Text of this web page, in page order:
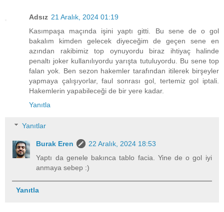
Adsız 21 Aralık, 2024 01:19
Kasımpaşa maçında işini yaptı gitti. Bu sene de o gol
bakalım kimden gelecek diyeceğim de geçen sene en
azından rakibimiz top oynuyordu biraz ihtiyaç halinde
penaltı joker kullanılıyordu yarışta tutuluyordu. Bu sene top
falan yok. Ben sezon hakemler tarafından itilerek birşeyler
yapmaya çalışıyorlar, faul sonrası gol, tertemiz gol iptali.
Hakemlerin yapabileceği de bir yere kadar.
Yanıtla
Yanıtlar
Burak Eren
22 Aralık, 2024 18:53
Yaptı da genele bakınca tablo facia. Yine de o gol iyi
anmaya sebep :)
Yanıtla